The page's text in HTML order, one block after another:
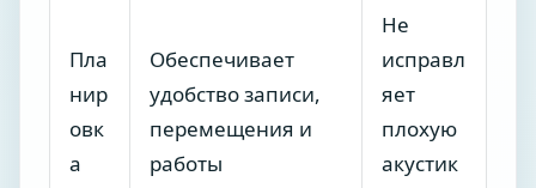
Пла
нир
овк
а
Обеспечивает
удобство записи,
перемещения и
работы
Не
исправл
яет
плохую
акустик